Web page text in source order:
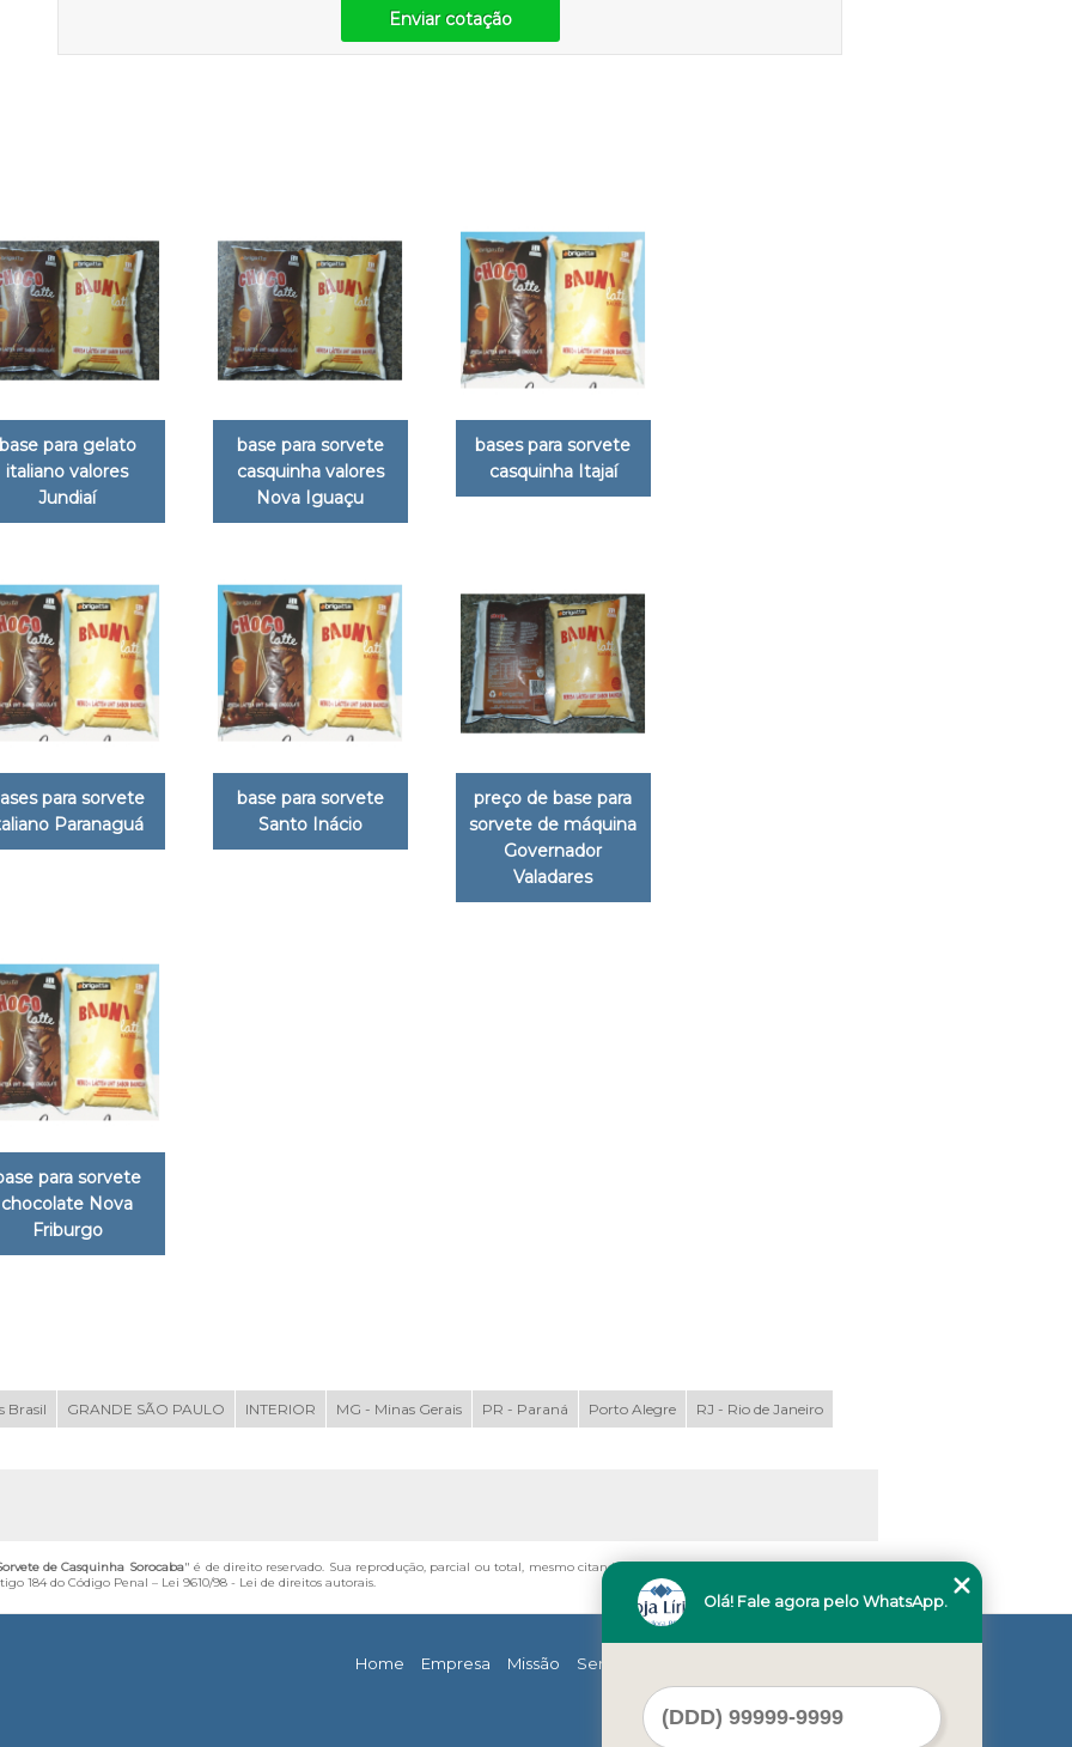
Enviar cotação
base para gelato
italiano valores
Jundiaí
base para sorvete
casquinha valores
Nova Iguaçu
bases para sorvete
casquinha Itajaí
para sorvete
Paranaguá
base para sorvete
Santo Inácio
preço de base para
sorvete de máquina
Governador
Valadares
para sorvete
chocolate Nova
Friburgo
Brasil GRANDE SÃO PAULO INTERIOR MG - Minas Gerais PR - Paraná Porto Alegre RJ - Rio de Janeiro
de Casquinha Sorocaba" é de direito reservado. Sua reprodução, parcial ou total, mesmo citando nossos links, é proibida sem a autorização
184 do Código Penal – Lei 9610/98 - Lei de direitos autorais.
Home Empresa Missão Serviços
Olá! Fale agora pelo WhatsApp.